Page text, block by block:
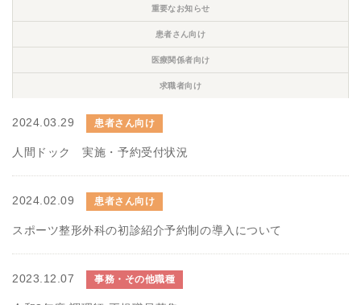
重要なお知らせ
患者さん向け
医療関係者向け
求職者向け
2024.03.29 患者さん向け
人間ドック 実施・予約受付状況
2024.02.09 患者さん向け
スポーツ整形外科の初診紹介予約制の導入について
2023.12.07 事務・その他職種